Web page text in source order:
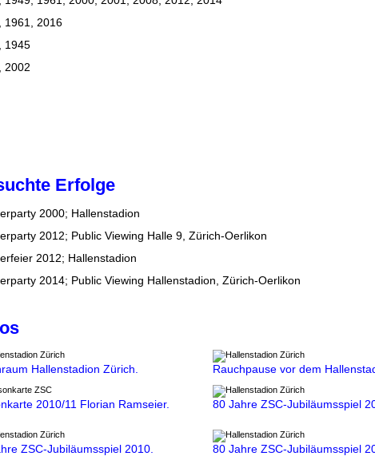
1961, 2016
1945
2002
Erfolge
2000; Hallenstadion
2012; Public Viewing Halle 9, Zürich-Oerlikon
2012; Hallenstadion
2014; Public Viewing Hallenstadion, Zürich-Oerlikon
Hallenstadion Zürich.
Rauchpause vor dem
2010/11 Florian Ramseier. 80 Jahre ZSC-Jubiläumsspiel
ZSC-Jubiläumsspiel 2010. 80 Jahre ZSC-Jubiläumsspiel